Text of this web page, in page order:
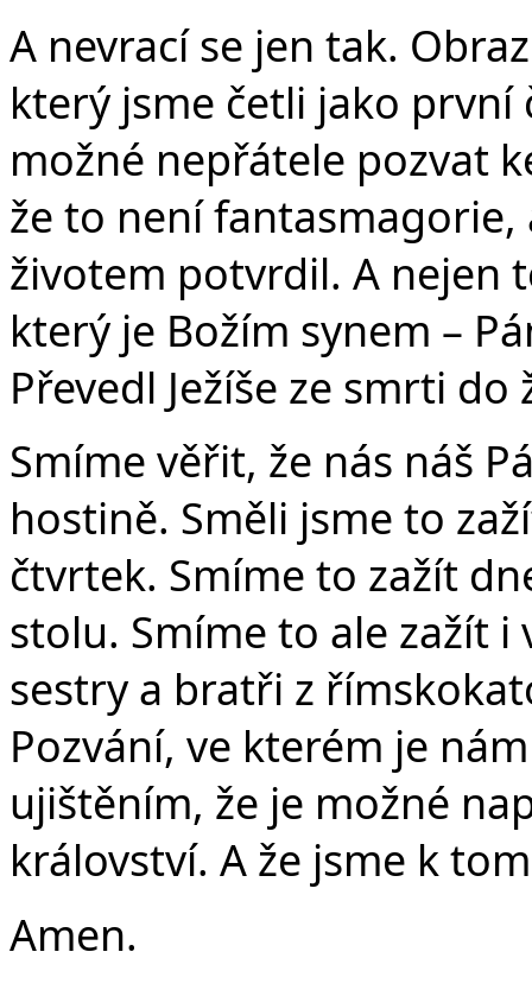
A nevrací se jen tak.
který jsme četli jako
možné nepřátele pozvat
že to není fantasmagorie,
životem potvrdil. A nejen
který je Božím synem –
Převedl Ježíše ze smrti
Smíme věřit, že nás náš
hostině. Směli jsme to
čtvrtek. Smíme to zažít
stolu. Smíme to ale zažít
sestry a bratři z
Pozvání, ve kterém je
ujištěním, že je možné
království. A že jsme k
Amen.